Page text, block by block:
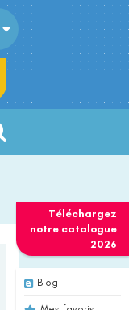
Téléchargez
notre catalogue
2026
Blog